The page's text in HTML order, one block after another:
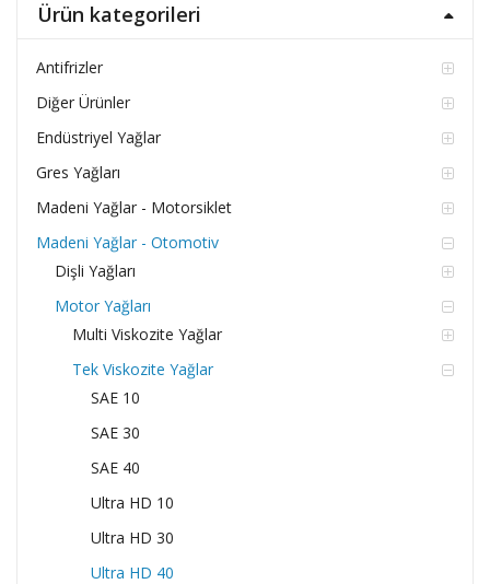
Ürün kategorileri
Antifrizler
Diğer Ürünler
Endüstriyel Yağlar
Gres Yağları
Madeni Yağlar - Motorsiklet
Madeni Yağlar - Otomotiv
Dişli Yağları
Motor Yağları
Multi Viskozite Yağlar
Tek Viskozite Yağlar
SAE 10
SAE 30
SAE 40
Ultra HD 10
Ultra HD 30
Ultra HD 40